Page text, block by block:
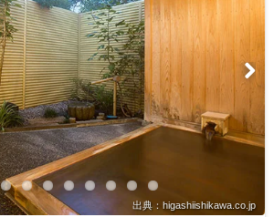
出典：higashiishikawa.co.jp